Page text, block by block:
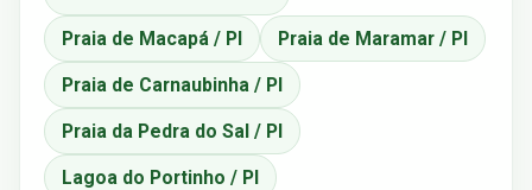
Praia de Macapá / PI Praia de Maramar / PI
Praia de Carnaubinha / PI
Praia da Pedra do Sal / PI
Lagoa do Portinho / PI